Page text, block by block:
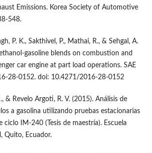
Emissions. Korea Society of Automotive
548.
P. K., Sakthivel, P., Mathai, R., & Sehgal, A.
gasoline blends on combustion and
car engine at part load operations. SAE
28-0152. doi: 10.4271/2016-28-0152
& Revelo Argoti, R. V. (2015). Análisis de
a gasolina utilizando pruebas estacionarias
ciclo IM-240 (Tesis de maestría). Escuela
Quito, Ecuador.